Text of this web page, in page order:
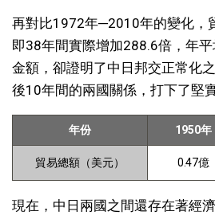
再對比1972年─2010年的變化，
即38年間實際增加288.6倍，年
金額，卻證明了中日邦交正常化
後10年間的兩國關係，打下了堅
年份 1950年
貿易總額（美元） 0.47億
現在，中日兩國之間還存在著經